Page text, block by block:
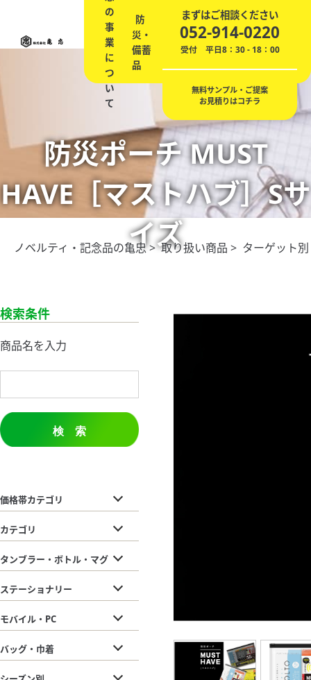
の
事
業
に
つ
い
て
防
災・
備蓄
品
ィ
記
念
贈
答
品
エ
ネ
の
ご
提
案
社
概
まずはご相談ください
052-914-0220
受付 平日8：30 - 18：00
無料サンプル・ご提案
お見積りはコチラ
防災ポーチ MUST
HAVE［マストハブ］Sサ
イズ
ノベルティ・記念品の亀忠>取り扱い商品 > ターゲット別
検索条件
商品名を入力
検 索
価格帯カテゴリ
カテゴリ
タンブラー・ボトル・マグ
ステーショナリー
モバイル・PC
バッグ・巾着